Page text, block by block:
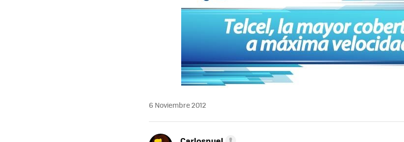
6 Noviembre 2012